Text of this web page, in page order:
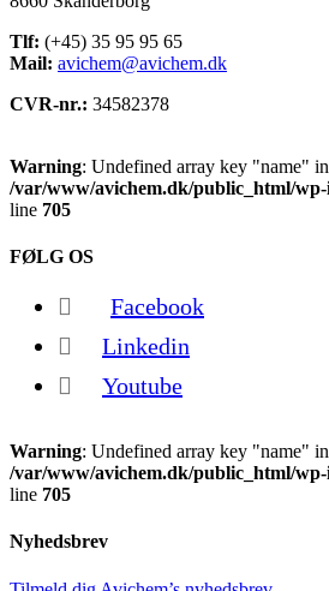
Tlf: (+45) 35 95 95 65
Mail: avichem@avichem.dk
CVR-nr.: 34582378
Warning: Undefined array key "name" in
/var/www/avichem.dk/public_html/
line 705
FØLG OS
Facebook
Linkedin
Youtube
Warning: Undefined array key "name" in
/var/www/avichem.dk/public_html/
line 705
Nyhedsbrev